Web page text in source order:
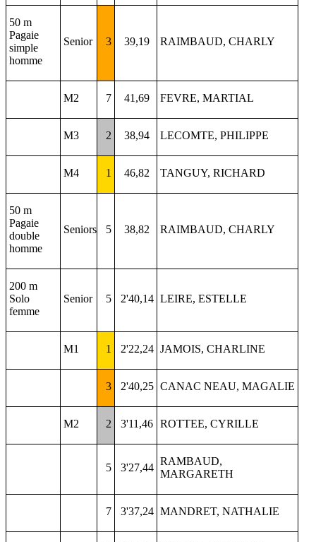
50 m
Pagaie
simple
homme
Senior 3 39,19 RAIMBAUD, CHARLY
M2 7 41,69 FEVRE, MARTIAL
M3 2 38,94 LECOMTE, PHILIPPE
M4 1 46,82 TANGUY, RICHARD
50 m
Pagaie
double
homme
Seniors 5 38,82 RAIMBAUD, CHARLY
200 m
Solo
femme
Senior 5 2'40,14 LEIRE, ESTELLE
M1 1 2'22,24 JAMOIS, CHARLINE
3 2'40,25 CANAC NEAU, MAGALIE
M2 2 3'11,46 ROTTEE, CYRILLE
5 3'27,44
RAMBAUD,
MARGARETH
7 3'37,24 MANDRET, NATHALIE